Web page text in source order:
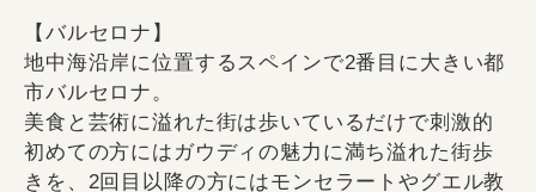
【バルセロナ】
地中海沿岸に位置するスペインで2番目に大きい都
市バルセロナ。
美食と芸術に溢れた街は歩いているだけで刺激的
初めての方にはガウディの魅力に満ち溢れた街歩
きを、2回目以降の方にはモンセラートやグエル教